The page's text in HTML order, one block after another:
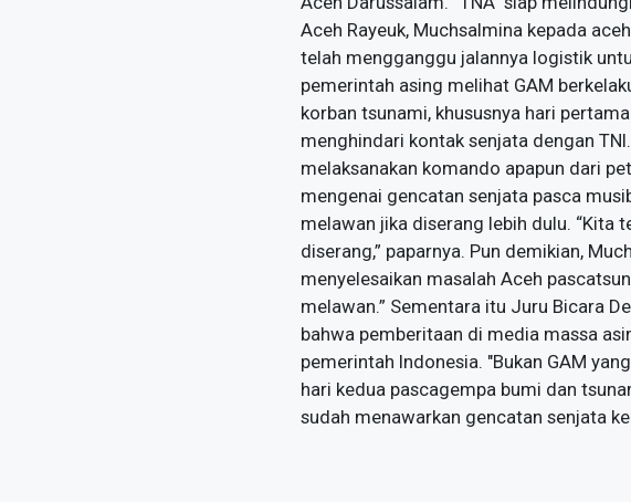
Aceh Rayeuk, Muchsalmina kepada
telah mengganggu jalannya logistik
pemerintah asing melihat GAM
korban tsunami, khususnya hari
menghindari kontak senjata dengan
melaksanakan komando apapun dari
mengenai gencatan senjata pasca
melawan jika diserang lebih dulu. “Kita
diserang,” paparnya. Pun demikian,
menyelesaikan masalah Aceh
melawan.” Sementara itu Juru Bicara
bahwa pemberitaan di media massa
pemerintah Indonesia. "Bukan GAM
hari kedua pascagempa bumi dan
sudah menawarkan gencatan senjata